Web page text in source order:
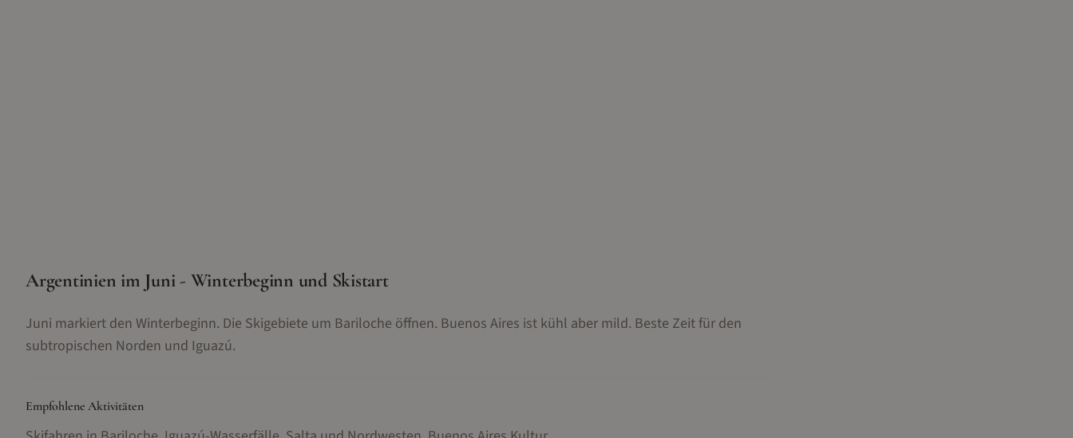
Argentinien im Juni - Winterbeginn und Skistart
Juni markiert den Winterbeginn. Die Skigebiete um Bariloche öffnen. Buenos Aires ist kühl aber mild. Beste Zeit für den
subtropischen Norden und Iguazú.
Empfohlene Aktivitäten